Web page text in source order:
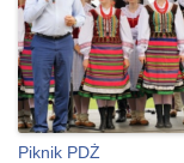
Piknik PDŻ